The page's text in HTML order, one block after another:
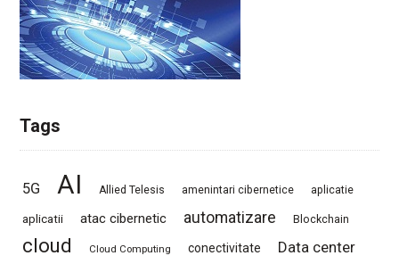
Tags
5G AI Allied Telesis amenintari cibernetice aplicatie
aplicatii atac cibernetic automatizare Blockchain
cloud Cloud Computing conectivitate Data center